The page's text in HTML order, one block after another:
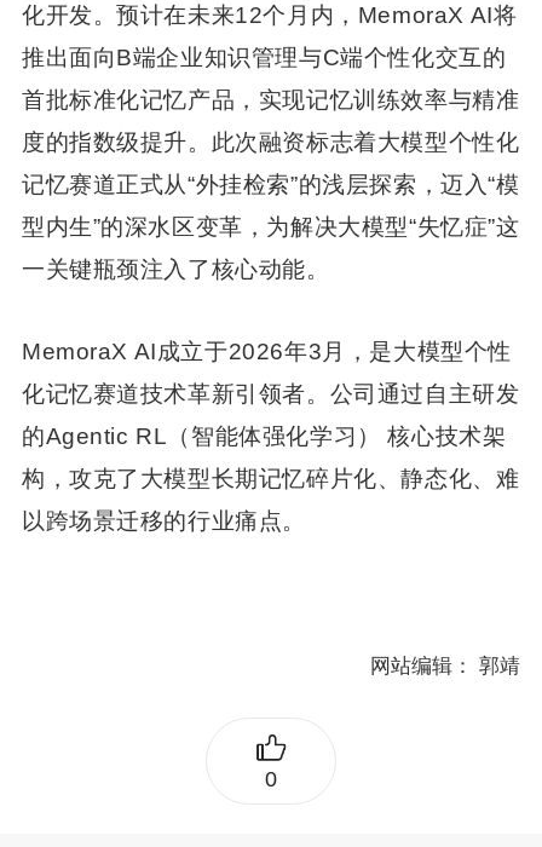
化开发。预计在未来12个月内，MemoraX AI将
推出面向B端企业知识管理与C端个性化交互的
首批标准化记忆产品，实现记忆训练效率与精准
度的指数级提升。此次融资标志着大模型个性化
记忆赛道正式从“外挂检索”的浅层探索，迈入“模
型内生”的深水区变革，为解决大模型“失忆症”这
一关键瓶颈注入了核心动能。
MemoraX AI成立于2026年3月，是大模型个性
化记忆赛道技术革新引领者。公司通过自主研发
的Agentic RL（智能体强化学习） 核心技术架
构，攻克了大模型长期记忆碎片化、静态化、难
以跨场景迁移的行业痛点。
网站编辑： 郭靖
0